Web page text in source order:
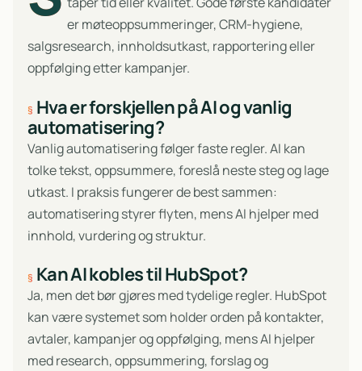
er møteoppsummeringer, CRM-hygiene,
salgsresearch, innholdsutkast, rapportering eller
oppfølging etter kampanjer.
Hva er forskjellen på AI og vanlig
automatisering?
Vanlig automatisering følger faste regler. AI kan
tolke tekst, oppsummere, foreslå neste steg og lage
utkast. I praksis fungerer de best sammen:
automatisering styrer flyten, mens AI hjelper med
innhold, vurdering og struktur.
Kan AI kobles til HubSpot?
Ja, men det bør gjøres med tydelige regler. HubSpot
kan være systemet som holder orden på kontakter,
avtaler, kampanjer og oppfølging, mens AI hjelper
med research, oppsummering, forslag og